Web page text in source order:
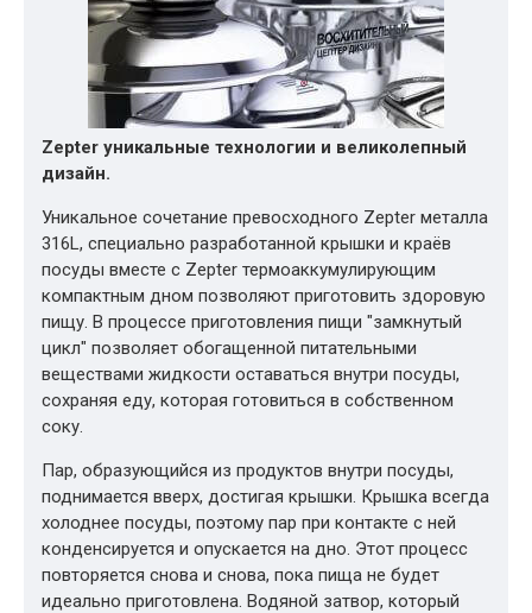
Zepter уникальные технологии и великолепный
дизайн.
Уникальное сочетание превосходного Zepter металла
316L, специально разработанной крышки и краёв
посуды вместе с Zepter термоаккумулирующим
компактным дном позволяют приготовить здоровую
пищу. В процессе приготовления пищи "замкнутый
цикл" позволяет обогащенной питательными
веществами жидкости оставаться внутри посуды,
сохраняя еду, которая готовиться в собственном
соку.
Пар, образующийся из продуктов внутри посуды,
поднимается вверх, достигая крышки. Крышка всегда
холоднее посуды, поэтому пар при контакте с ней
конденсируется и опускается на дно. Этот процесс
повторяется снова и снова, пока пища не будет
идеально приготовлена. Водяной затвор, который